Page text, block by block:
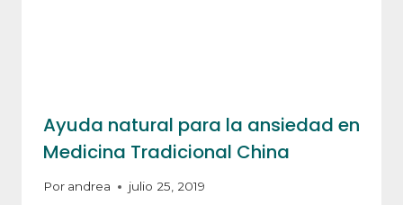
Ayuda natural para la ansiedad en
Medicina Tradicional China
Por andrea julio 25, 2019